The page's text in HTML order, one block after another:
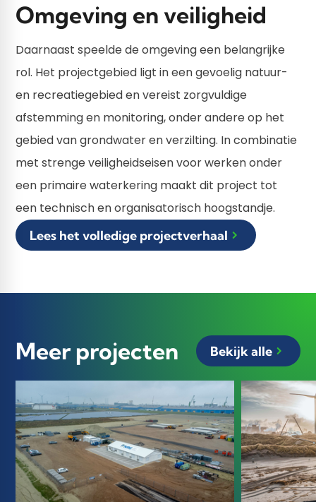
Omgeving en veiligheid
Daarnaast speelde de omgeving een belangrijke
rol. Het projectgebied ligt in een gevoelig natuur-
en recreatiegebied en vereist zorgvuldige
afstemming en monitoring, onder andere op het
gebied van grondwater en verzilting. In combinatie
met strenge veiligheidseisen voor werken onder
een primaire waterkering maakt dit project tot
een technisch en organisatorisch hoogstandje.
Lees het volledige projectverhaal
Meer projecten Bekijk alle